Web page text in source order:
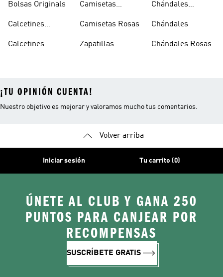
Blancas
Bolsas Originals
Calcetines
Blancos
Calcetines
Camisetas
Camisetas Rosas
Zapatillas
Chándales
Chándales
Chándales Rosas
¡TU OPINIÓN CUENTA!
Nuestro objetivo es mejorar y valoramos mucho tus comentarios.
Volver arriba
Iniciar sesión Tu carrito (0)
ÚNETE AL CLUB Y GANA 250
PUNTOS PARA CANJEAR POR
RECOMPENSAS
SUSCRÍBETE GRATIS